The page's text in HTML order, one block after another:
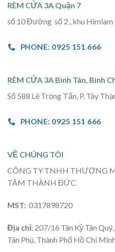
RÈM CỬA 3A Quận 7
số 10 Đường số 2 , khu Himlam
PHONE: 0925 151 666
RÈM CỬA 3A Bình Tân, Bình
Số 588 Lê Trọng Tấn, P. Tây
PHONE: 0925 151 666
VỀ CHÚNG TÔI
CÔNG TY TNHH THƯƠNG
TÂM THÀNH ĐỨC
MST: 0317898720
Địa chỉ: 207/16 Tân Kỳ Tân
Tân Phú, Thành Phố Hồ Chí